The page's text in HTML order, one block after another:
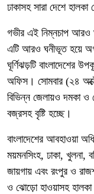
ঢাকাসহ সারা দেশে
গভীর এই নিম্নচাপ আরও
এটি আরও ঘনীভূত হয়ে
ঘূর্ণিঝড়টি বাংলাদেশের
অফিস। সোমবার (২৪
বিভিন্ন জেলায়ও দমকা ও
বজ্রসহ বৃষ্টি হচ্ছে।
বাংলাদেশের আবহাওয়া
ময়মনসিংহ, ঢাকা, খুলনা,
জায়গায় এবং রংপুর ও
ও ঝোড়ো হাওয়াসহ হালকা